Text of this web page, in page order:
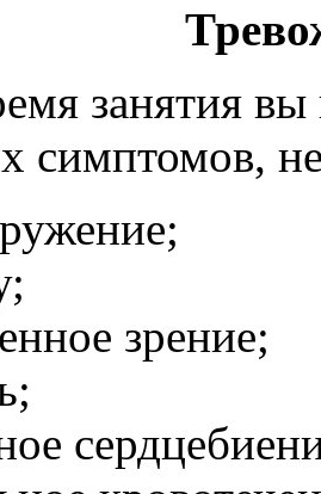
занятия вы
симптомов,
зрение;